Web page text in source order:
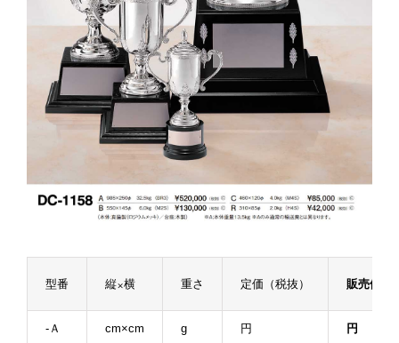
型番 縦×横 重さ 定価（税抜） 販売価格
-Ａ cm×cm g 円 円